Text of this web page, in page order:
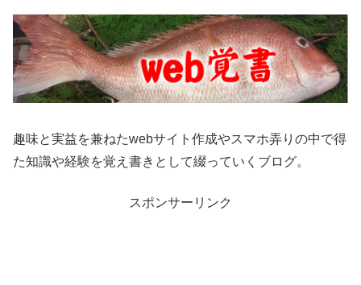
趣味と実益を兼ねたwebサイト作成やスマホ弄りの中で得
た知識や経験を覚え書きとして綴っていくブログ。
スポンサーリンク